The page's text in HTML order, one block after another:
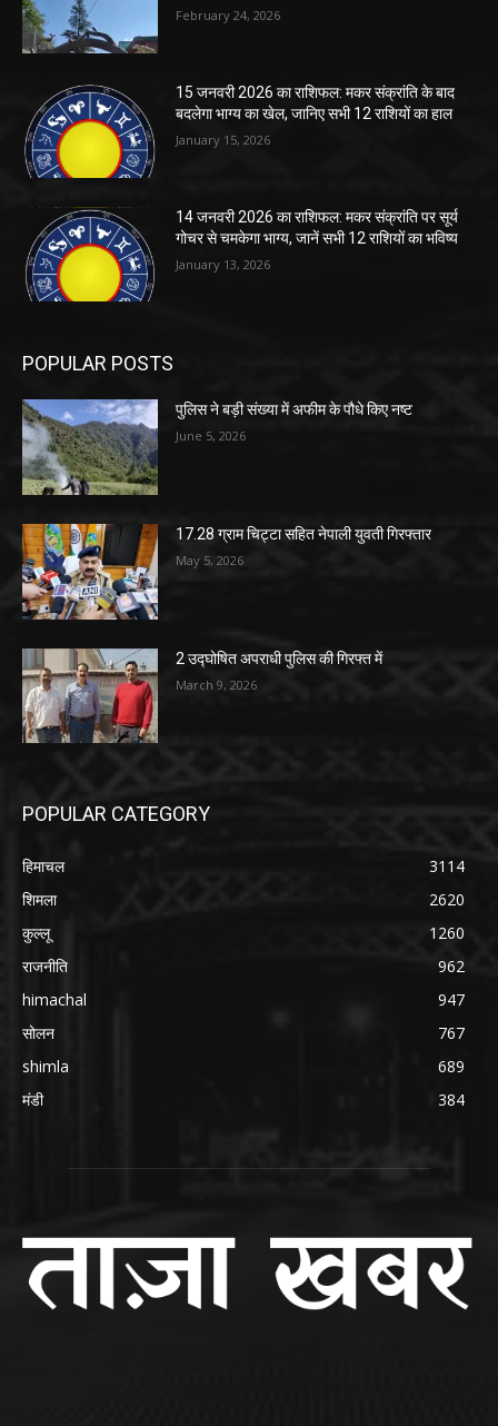
February 24, 2026
15 जनवरी 2026 का राशिफल: मकर संक्रांति के बाद
बदलेगा भाग्य का खेल, जानिए सभी 12 राशियों का हाल
January 15, 2026
14 जनवरी 2026 का राशिफल: मकर संक्रांति पर सूर्य
गोचर से चमकेगा भाग्य, जानें सभी 12 राशियों का भविष्य
January 13, 2026
POPULAR POSTS
पुलिस ने बड़ी संख्या में अफीम के पौधे किए नष्ट
June 5, 2026
17.28 ग्राम चिट्टा सहित नेपाली युवती गिरफ्तार
May 5, 2026
2 उद्घोषित अपराधी पुलिस की गिरफ्त में
March 9, 2026
POPULAR CATEGORY
हिमाचल
3114
शिमला
2620
कुल्लू
1260
राजनीति
962
himachal
947
सोलन
767
shimla
689
मंडी
384